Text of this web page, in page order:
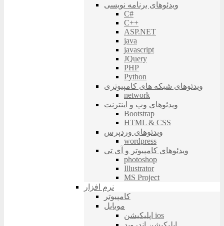
ویدئوهای برنامه نویسی
C#
C++
ASP.NET
java
javascript
JQuery
PHP
Python
ویدئوهای شبکه های کامپیوتری
network
ویدئوهای وب و اینترنت
Bootstrap
HTML & CSS
ویدئوهای وردپرس
wordpress
ویدئوهای کامپیوتر و آی تی
photoshop
Illustrator
MS Project
نرم افزار
کامپیوتر
موبایل
اپلیکیشن ios